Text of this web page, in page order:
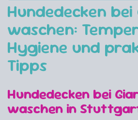
Hundedecken bei
waschen:
Hygiene und
Tipps
Hundedecken bei
waschen in